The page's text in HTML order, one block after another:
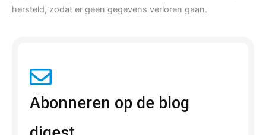
hersteld, zodat er geen gegevens verloren gaan.
Abonneren op de blog